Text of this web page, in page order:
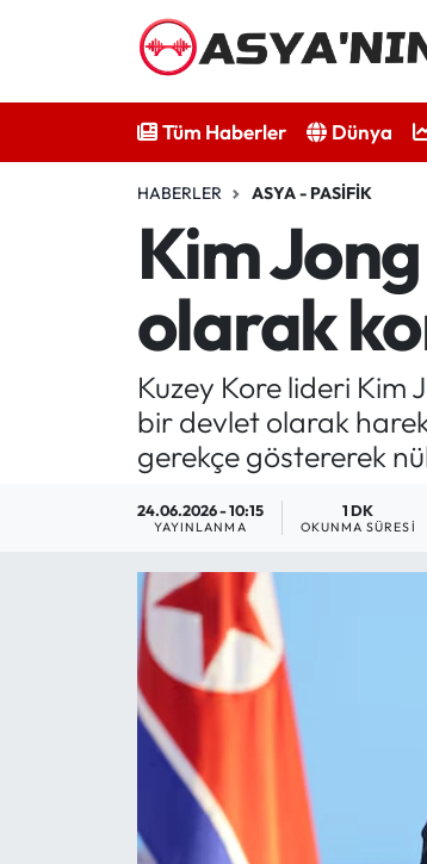
Tüm Haberler Dünya
HABERLER ASYA - PASIFIK
Kim
olarak
Kuzey Kore lideri Kim
bir devlet olarak
gerekçe göstererek
24.06.2026 - 10:15
YAYINLANMA
1 DK
OKUNMA SÜRESI
Bilim - Teknoloji
Kültür - Sanat
Asya-Pasifik
Yazarlar